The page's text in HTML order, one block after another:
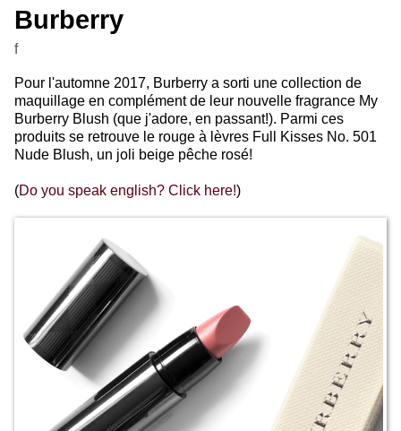
Burberry
f
Pour l'automne 2017, Burberry a sorti une collection de
maquillage en complément de leur nouvelle fragrance My
Burberry Blush (que j'adore, en passant!). Parmi ces
produits se retrouve le rouge à lèvres Full Kisses No. 501
Nude Blush, un joli beige pêche rosé!
(Do you speak english? Click here!)